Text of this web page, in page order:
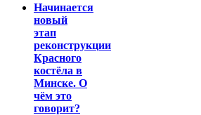
Начинается
новый
этап
реконструкции
Красного
костёла в
Минске. О
чём это
говорит?